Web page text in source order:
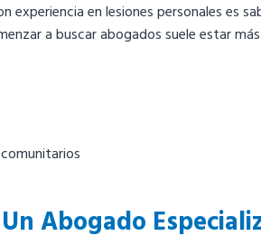
experiencia en lesiones personales es
a buscar abogados suele estar
Abogado